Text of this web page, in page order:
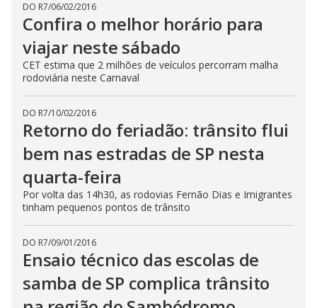
DO R7/06/02/2016
Confira o melhor horário para
viajar neste sábado
CET estima que 2 milhões de veículos percorram malha
rodoviária neste Carnaval
DO R7/10/02/2016
Retorno do feriadão: trânsito flui
bem nas estradas de SP nesta
quarta-feira
Por volta das 14h30, as rodovias Fernão Dias e Imigrantes
tinham pequenos pontos de trânsito
DO R7/09/01/2016
Ensaio técnico das escolas de
samba de SP complica trânsito